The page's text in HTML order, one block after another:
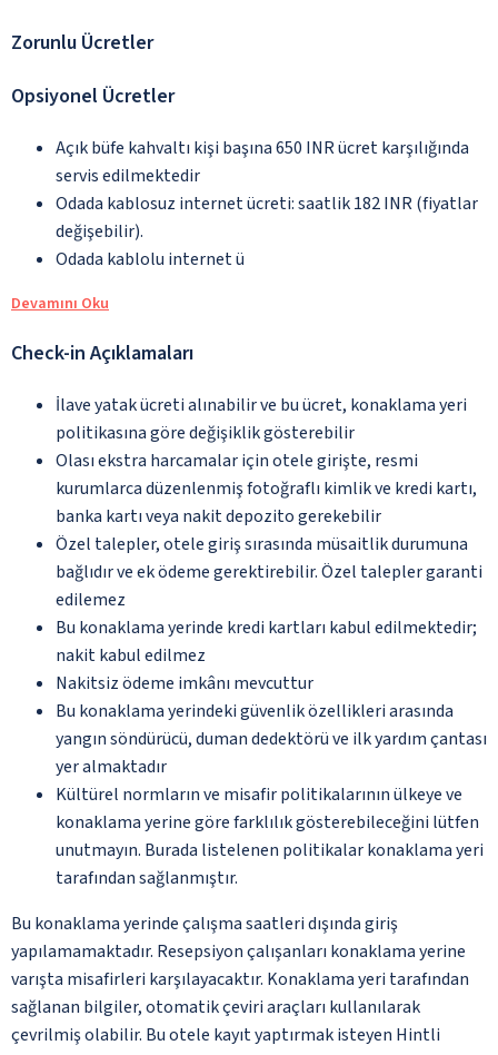
Zorunlu Ücretler
Opsiyonel Ücretler
Açık büfe kahvaltı kişi başına 650 INR ücret karşılığında
servis edilmektedir
Odada kablosuz internet ücreti: saatlik 182 INR (fiyatlar
değişebilir).
Odada kablolu internet ü
Devamını Oku
Check-in Açıklamaları
İlave yatak ücreti alınabilir ve bu ücret, konaklama yeri
politikasına göre değişiklik gösterebilir
Olası ekstra harcamalar için otele girişte, resmi
kurumlarca düzenlenmiş fotoğraflı kimlik ve kredi kartı,
banka kartı veya nakit depozito gerekebilir
Özel talepler, otele giriş sırasında müsaitlik durumuna
bağlıdır ve ek ödeme gerektirebilir. Özel talepler garanti
edilemez
Bu konaklama yerinde kredi kartları kabul edilmektedir;
nakit kabul edilmez
Nakitsiz ödeme imkânı mevcuttur
Bu konaklama yerindeki güvenlik özellikleri arasında
yangın söndürücü, duman dedektörü ve ilk yardım çantası
yer almaktadır
Kültürel normların ve misafir politikalarının ülkeye ve
konaklama yerine göre farklılık gösterebileceğini lütfen
unutmayın. Burada listelenen politikalar konaklama yeri
tarafından sağlanmıştır.
Bu konaklama yerinde çalışma saatleri dışında giriş
yapılamamaktadır. Resepsiyon çalışanları konaklama yerine
varışta misafirleri karşılayacaktır. Konaklama yeri tarafından
sağlanan bilgiler, otomatik çeviri araçları kullanılarak
çevrilmiş olabilir. Bu otele kayıt yaptırmak isteyen Hintli